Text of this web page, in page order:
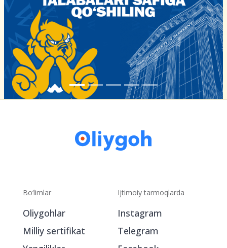
Bo‘limlar
Oliygohlar
Milliy sertifikat
Ijtimoiy tarmoqlarda
Instagram
Telegram